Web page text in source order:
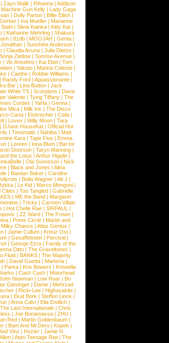
| Zayn Malik | Rihanna | Addison
Machine Gun Kelly| Lady Gaga
| Dolly Parton | Billie Eilish |
| Ina Mueller| Marianne
| Silvia Kainka | Kitty Kat |
| Katharine Mehrling | Shakura
| 81db| MOOJAH | Genta|
| Sunshine Anderson |
| Claudia Acuna | Julia Dietze |
Sonja Zietlow | Sunrise Avenue |
| Vic Anselmo| Kai Ebel| Tom
| Yakoto| Marina Celeste|
| Caethe| Robbie Williams |
Randy Ford| Appassionante|
Bar| Lina Button| Jack
White TS| Scorpions | Davis
Valiente | Tying Tiffany | The
Cordes | YaHa | Gerina |
Mica | Milk Inc | The Disco
Carta | Eisbrecher | Celia |
| Lovex | Willy Moon| Tara
| DJane HouseKat| Official Hot
| Timomatic | Nahiba | Matt
Kara | Tape Five | Emma
| Loreen| Iona Blum| Bat for
Doorson| Taryn Manning|
the Lotus | Arthur Higelin |
| Ola Svensson | Nick
| Black and Jones | Alina
| Bastian Baker| Caroline
| Bella Wagner| Alt-J |
| Le Kid | Marco Mengoni |
Cities | Too Tangled| Gabrielle
| ME the Band | Margaret
| Tricky| Carmen Villain
| Hot Chelle Rae| SIRPAUL
|
| ZZ Ward | The Frown |
| Prime Circle | Martin and
Milky Chance | Atlas Genius |
| Jamie Cullum | Kreuz Ost |
| Gesaffelstein | Percival |
| George Ezra | Family of the
Ditto| The Graveltones |
Fluid | BANKS | The Majority
| David Guetta | Marteria |
| Parka| Kris Bowers | Krewella
| Cash Cash| Motorhead
Newman | Low Roar | Bo
Giesinger | Dame | Mehrzad
| Ricki-Lee | Highasakite |
| Ekat Bork | Steffen Linck |
| Anna Calvi | Ella Endlich |
The Last Internationale| Chris
| Joe Bonamassa| ZHU|
Red| Martin Goldenbaum|
| Bam And Mr.Dero | Kopek |
Vinz | Hozier | Jamie N
| Atari Teenage Riot| The